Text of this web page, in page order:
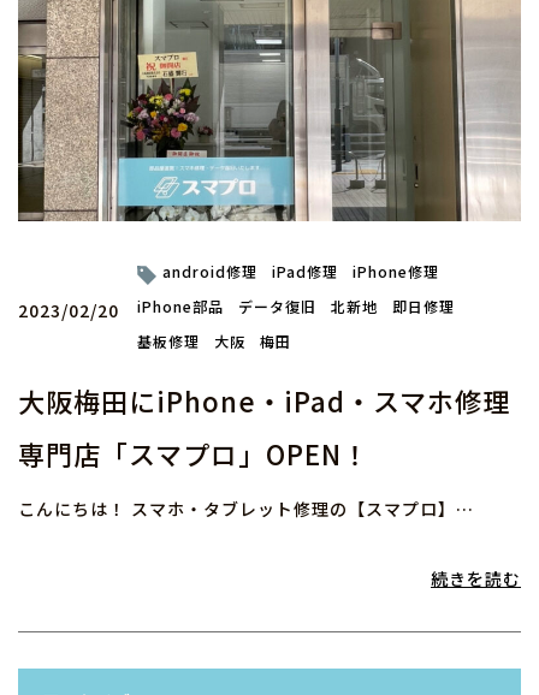
2023/02/20
android修理 iPad修理
iPhone修理
iPhone部品
データ復旧 北新地
即日修理
基板修理
大阪 梅田
大阪梅田にiPhone・iPad・スマホ修理
専門店「スマプロ」OPEN！
こんにちは！ スマホ・タブレット修理の【スマプロ】…
続きを読む